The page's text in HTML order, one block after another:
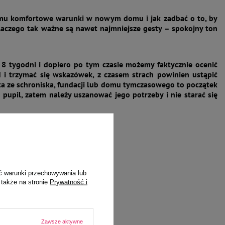
komfortowe warunki w nowym domu i jak zadbać o to, by
tak ważne są nawet najmniejsze gesty – spokojny ton
tygodni i dopiero po tym czasie możemy faktycznie ocenić
trzymać się wskazówek, z czasem strach powinien ustąpić
ze schroniska, fundacji lub domu tymczasowego to początek
zatem należy uszanować jego potrzeby i nie starać się
warunki przechowywania lub
na stronie Prywatność i
Zawsze aktywne